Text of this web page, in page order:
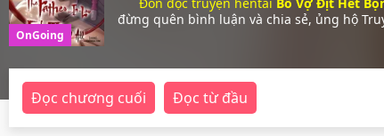
OnGoing
đừng quên bình luận và chia sẻ, ủng hộ
Đọc chương cuối Đọc từ đầu